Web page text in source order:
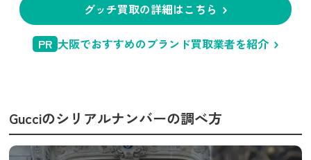
グッチ買取の詳細はこちら
PR 大阪でおすすめのブランド買取業者を紹介
Gucciのシリアルナンバーの調べ方